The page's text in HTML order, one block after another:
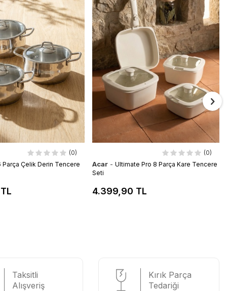
(0)
Parça Çelik Derin Tencere
(0)
Acar - Ultimate Pro 8 Parça Kare Tencere
Seti
4.399,90 TL
Taksitli
Alışveriş
Kırık Parça
Tedariği